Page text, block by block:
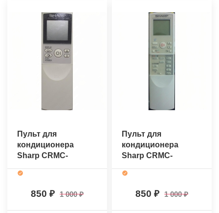
Пульт для
кондиционера
Sharp CRMC-
(оригинальный)
850 1 000
Пульт для
кондиционера
Sharp CRMC-
(оригинальный)
850 1 000